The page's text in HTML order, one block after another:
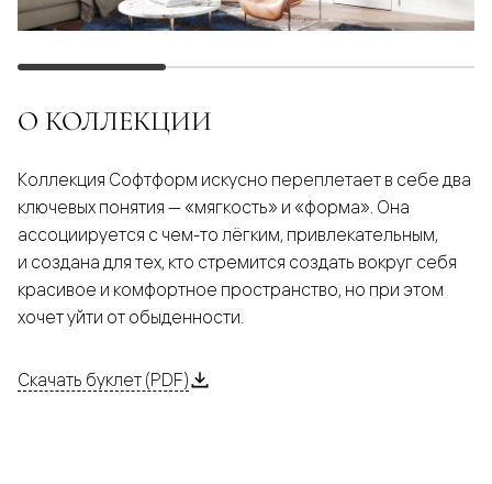
О КОЛЛЕКЦИИ
Коллекция Софтформ искусно переплетает в себе два
ключевых понятия — «мягкость» и «форма». Она
ассоциируется с чем-то лёгким, привлекательным,
и создана для тех, кто стремится создать вокруг себя
красивое и комфортное пространство, но при этом
хочет уйти от обыденности.
Скачать буклет (PDF)